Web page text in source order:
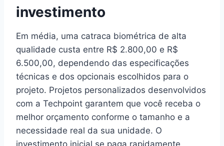
investimento
Em média, uma catraca biométrica de alta
qualidade custa entre R$ 2.800,00 e R$
6.500,00, dependendo das especificações
técnicas e dos opcionais escolhidos para o
projeto. Projetos personalizados desenvolvidos
com a Techpoint garantem que você receba o
melhor orçamento conforme o tamanho e a
necessidade real da sua unidade. O
investimento inicial se paga rapidamente